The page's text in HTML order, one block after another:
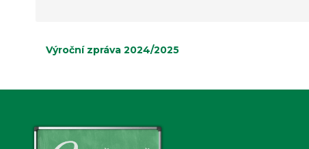
Výroční zpráva 2024/2025